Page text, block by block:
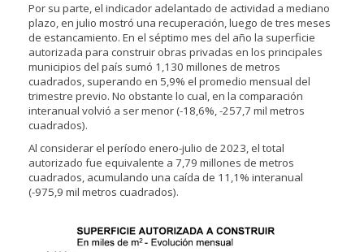
Por su parte, el indicador adelantado de actividad a mediano
plazo, en julio mostró una recuperación, luego de tres meses
de estancamiento. En el séptimo mes del año la superficie
autorizada para construir obras privadas en los principales
municipios del país sumó 1,130 millones de metros
cuadrados, superando en 5,9% el promedio mensual del
trimestre previo. No obstante lo cual, en la comparación
interanual volvió a ser menor (-18,6%, -257,7 mil metros
cuadrados).
Al considerar el período enero-julio de 2023, el total
autorizado fue equivalente a 7,79 millones de metros
cuadrados, acumulando una caída de 11,1% interanual
(-975,9 mil metros cuadrados).